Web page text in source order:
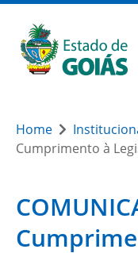
Home
Cumprimento à